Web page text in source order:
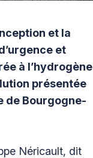
et la
et
à l’hydrogène
présentée
de Bourgogne-
Néricault, dit